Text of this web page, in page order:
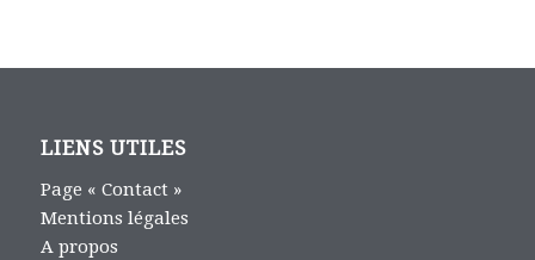
LIENS UTILES
Page « Contact »
Mentions légales
A propos